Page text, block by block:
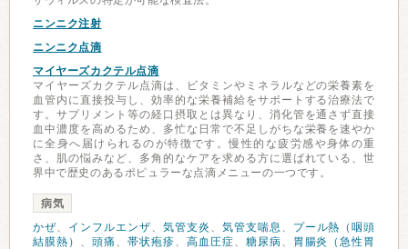
ニンニク注射
ニンニク点滴
マイヤーズカクテル点滴
マイヤーズカクテル点滴は、ビタミンやミネラルなどの栄養素を
血管内に直接投与し、効率的な栄養補給をサポートする治療法で
す。サプリメント等の経口摂取とは異なり、消化管を通さず直接
血中濃度を高めるため、多忙な日常で不足しがちな栄養を速やか
に全身へ届けられるのが特徴です。慢性的な疲労感や身体の重
さ、肌の悩みなど、多角的なケアを求める方に選ばれている、世
界中で歴史のあるポピュラーな点滴メニューの一つです。
病気
かぜ、 インフルエンザ、 気管支炎 、 気管支喘息 、
プール熱（咽頭
結膜熱） 、 頭痛 、 帯状疱疹、 高血圧症、 糖尿病、
胃腸炎（急性胃